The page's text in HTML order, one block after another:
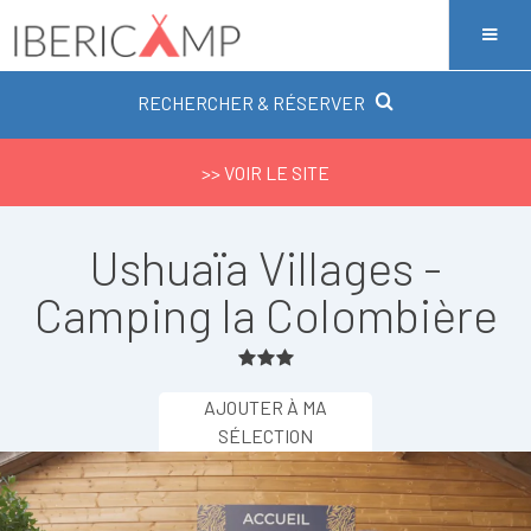
RECHERCHER & RÉSERVER
>> VOIR LE SITE
Ushuaïa Villages -
Camping la Colombière
AJOUTER À MA
SÉLECTION